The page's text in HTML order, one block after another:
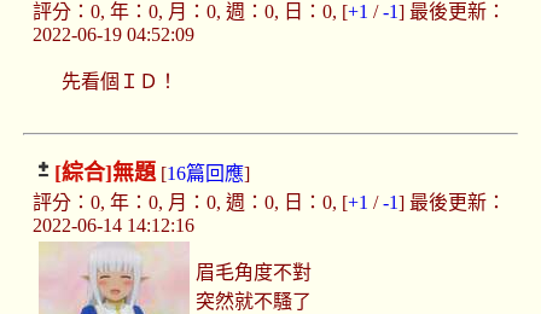
評分：0, 年：0, 月：0, 週：0, 日：0, [+1 /-1] 最後更新：
2022-06-19 04:52:09
先看個ＩＤ！
[綜合]無題[16篇回應]
評分：0, 年：0, 月：0, 週：0, 日：0, [+1 /-1] 最後更新：
2022-06-14 14:12:16
眉毛角度不對
突然就不騷了